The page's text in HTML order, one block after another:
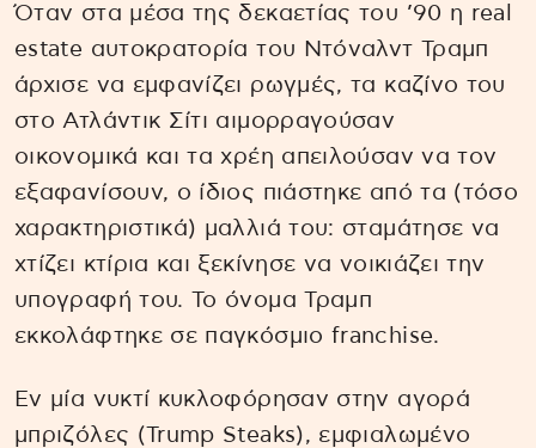
Όταν στα μέσα της δεκαετίας του ’90 η real
estate αυτοκρατορία του Ντόναλντ Τραμπ
άρχισε να εμφανίζει ρωγμές, τα καζίνο του
στο Ατλάντικ Σίτι αιμορραγούσαν
οικονομικά και τα χρέη απειλούσαν να τον
εξαφανίσουν, ο ίδιος πιάστηκε από τα (τόσο
χαρακτηριστικά) μαλλιά του: σταμάτησε να
χτίζει κτίρια και ξεκίνησε να νοικιάζει την
υπογραφή του. Το όνομα Τραμπ
εκκολάφτηκε σε παγκόσμιο franchise.
Εν μία νυκτί κυκλοφόρησαν στην αγορά
μπριζόλες (Trump Steaks), εμφιαλωμένο